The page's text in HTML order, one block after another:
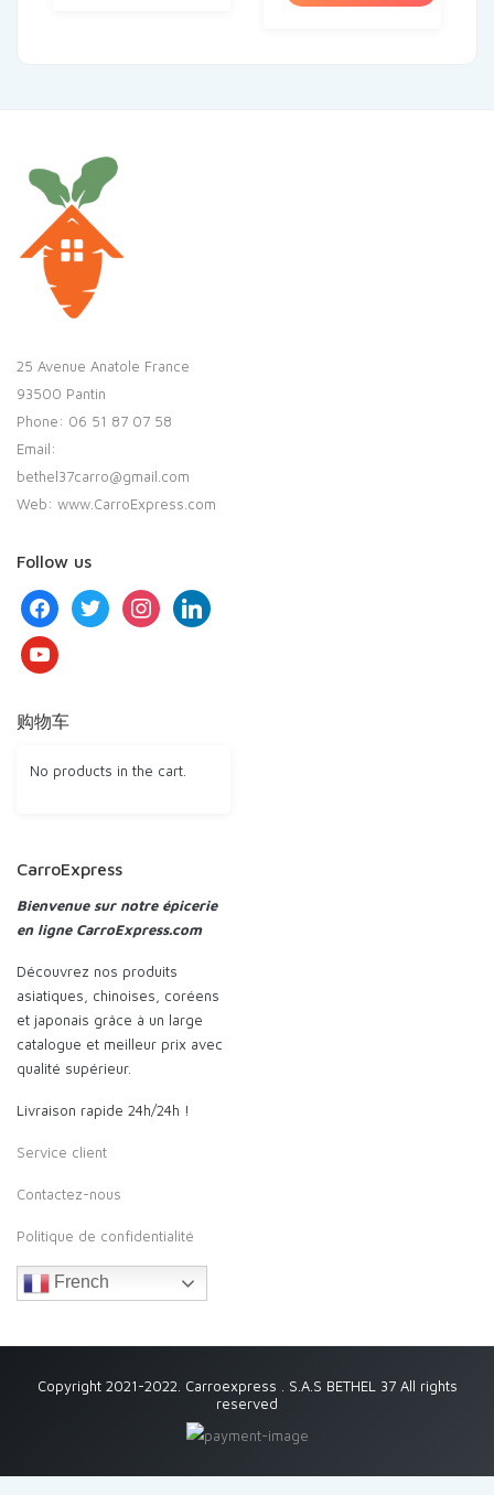
25 Avenue Anatole France
93500 Pantin
Phone: 06 51 87 07 58
Email:
bethel37carro@gmail.com
Web: www.CarroExpress.com
Follow us
facebooktwitter instagramlinkedin
youtube
购物车
No products in the cart.
CarroExpress
Bienvenue sur notre épicerie
en ligne CarroExpress.com
Découvrez nos produits
asiatiques, chinoises, coréens
et japonais grâce à un large
catalogue et meilleur prix avec
qualité supérieur.
Livraison rapide 24h/24h !
Service client
Contactez-nous
Politique de confidentialité
French
Copyright 2021-2022. Carroexpress . S.A.S BETHEL 37 All rights
reserved